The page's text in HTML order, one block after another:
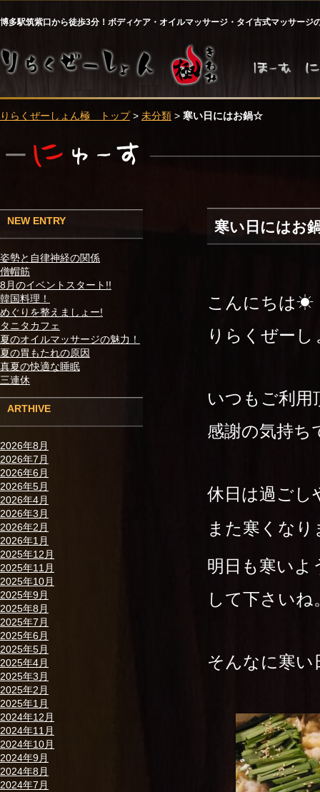
博多駅筑紫口から徒歩3分！ボディケア・オイルマッサージ・タイ古式マッサージ
りらくぜーしょん極 トップ> 未分類 > 寒い日にはお鍋☆
NEW ENTRY
姿勢と自律神経の関係
僧帽筋
8月のイベントスタート!!
韓国料理！
めぐりを整えましょー!
タニタカフェ
夏のオイルマッサージの魅力！
夏の胃もたれの原因
真夏の快適な睡眠
三連休
ARTHIVE
2026年8月
2026年7月
2026年6月
2026年5月
2026年4月
2026年3月
2026年2月
2026年1月
2025年12月
2025年11月
2025年10月
2025年9月
2025年8月
2025年7月
2025年6月
2025年5月
2025年4月
2025年3月
2025年2月
2025年1月
2024年12月
2024年11月
2024年10月
2024年9月
2024年8月
2024年7月
寒い日にはお
こんにちは☀
りらくぜー
いつもご利用
感謝の気持ち
休日は過ごし
また寒くな
明日も寒いよ
して下さいね
そんなに寒い